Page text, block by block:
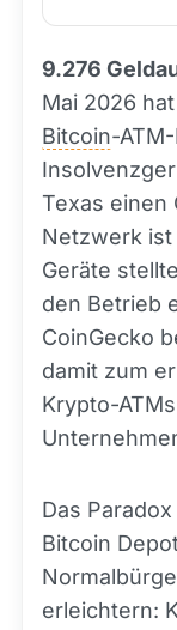
9.276
Mai 2026 hat
Bitcoin-
Texas einen
Netzwerk
Geräte
den Betrieb
CoinGecko
damit zum
Krypto-
Das
Bitcoin
erleichtern: